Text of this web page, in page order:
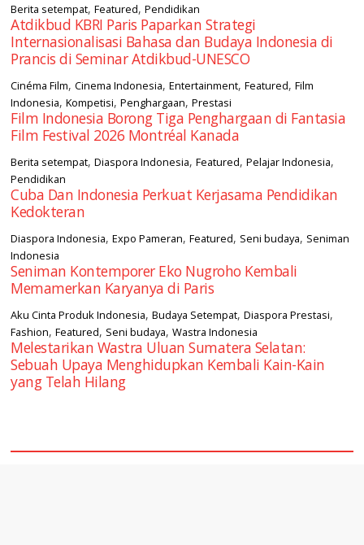
Berita setempat,Featured,Pendidikan
Atdikbud KBRI Paris Paparkan Strategi
Internasionalisasi Bahasa dan Budaya Indonesia di
Prancis di Seminar Atdikbud-UNESCO
Cinéma Film,Cinema Indonesia,Entertainment,Featured,Film
Indonesia,Kompetisi,Penghargaan,Prestasi
Film Indonesia Borong Tiga Penghargaan di Fantasia
Film Festival 2026 Montréal Kanada
Berita setempat,Diaspora Indonesia,Featured,Pelajar Indonesia,
Pendidikan
Cuba Dan Indonesia Perkuat Kerjasama Pendidikan
Kedokteran
Diaspora Indonesia,Expo Pameran,Featured, Seni budaya, Seniman
Indonesia
Seniman Kontemporer Eko Nugroho Kembali
Memamerkan Karyanya di Paris
Aku Cinta Produk Indonesia,Budaya Setempat,Diaspora Prestasi,
Fashion,Featured, Seni budaya,Wastra Indonesia
Melestarikan Wastra Uluan Sumatera Selatan:
Sebuah Upaya Menghidupkan Kembali Kain-Kain
yang Telah Hilang